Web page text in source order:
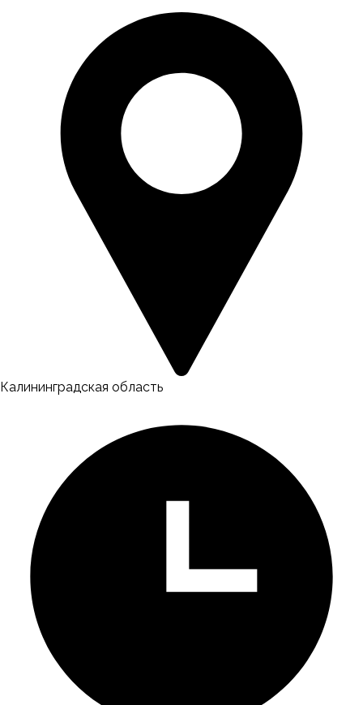
Калининградская область